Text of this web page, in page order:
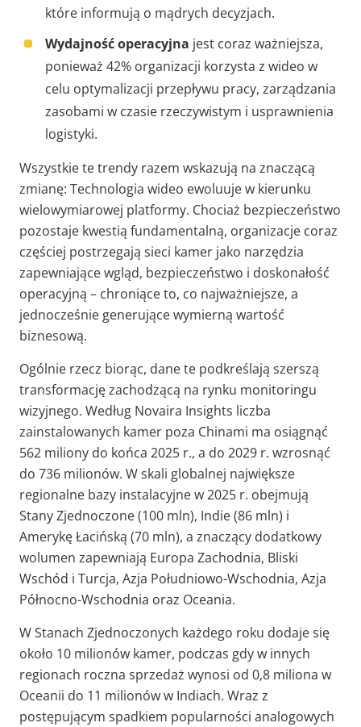
które informują o mądrych decyzjach.
Wydajność operacyjna jest coraz ważniejsza,
ponieważ 42% organizacji korzysta z wideo w
celu optymalizacji przepływu pracy, zarządzania
zasobami w czasie rzeczywistym i usprawnienia
logistyki.
Wszystkie te trendy razem wskazują na znaczącą
zmianę: Technologia wideo ewoluuje w kierunku
wielowymiarowej platformy. Chociaż bezpieczeństwo
pozostaje kwestią fundamentalną, organizacje coraz
częściej postrzegają sieci kamer jako narzędzia
zapewniające wgląd, bezpieczeństwo i doskonałość
operacyjną – chroniące to, co najważniejsze, a
jednocześnie generujące wymierną wartość
biznesową.
Ogólnie rzecz biorąc, dane te podkreślają szerszą
transformację zachodzącą na rynku monitoringu
wizyjnego. Według Novaira Insights liczba
zainstalowanych kamer poza Chinami ma osiągnąć
562 miliony do końca 2025 r., a do 2029 r. wzrosnąć
do 736 milionów. W skali globalnej największe
regionalne bazy instalacyjne w 2025 r. obejmują
Stany Zjednoczone (100 mln), Indie (86 mln) i
Amerykę Łacińską (70 mln), a znaczący dodatkowy
wolumen zapewniają Europa Zachodnia, Bliski
Wschód i Turcja, Azja Południowo-Wschodnia, Azja
Północno-Wschodnia oraz Oceania.
W Stanach Zjednoczonych każdego roku dodaje się
około 10 milionów kamer, podczas gdy w innych
regionach roczna sprzedaż wynosi od 0,8 miliona w
Oceanii do 11 milionów w Indiach. Wraz z
postępującym spadkiem popularności analogowych